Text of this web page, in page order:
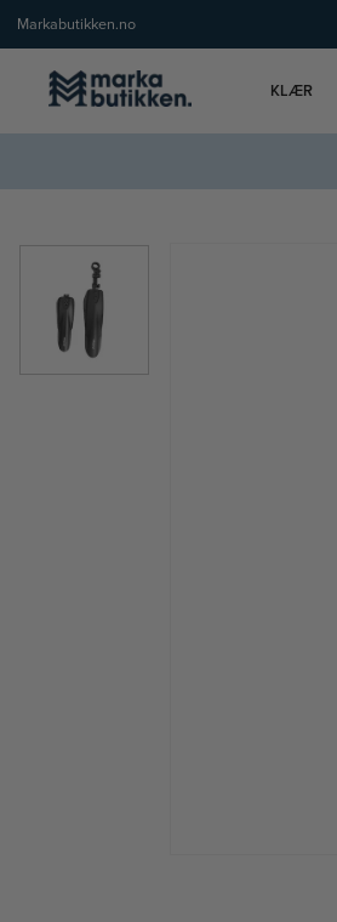
Markabutikken.no
KLÆR